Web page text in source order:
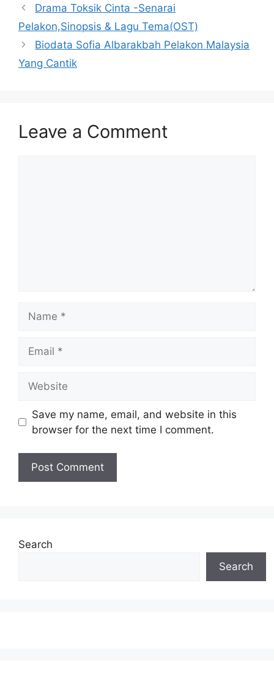
Drama Toksik Cinta -Senarai
Pelakon,Sinopsis & Lagu Tema(OST)
Biodata Sofia Albarakbah Pelakon Malaysia
Yang Cantik
Leave a Comment
Save my name, email, and website in this
browser for the next time I comment.
Search
Search